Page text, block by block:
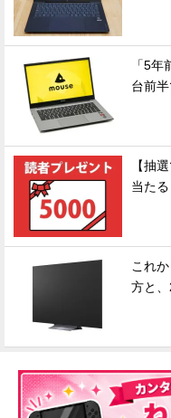
「5
台前
【抽
当た
これ
方と